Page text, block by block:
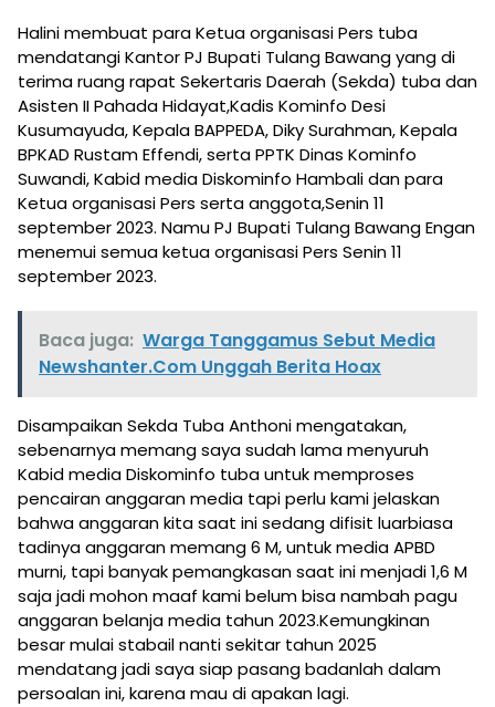
Halini membuat para Ketua organisasi Pers tuba
mendatangi Kantor PJ Bupati Tulang Bawang yang di
terima ruang rapat Sekertaris Daerah (Sekda) tuba dan
Asisten II Pahada Hidayat,Kadis Kominfo Desi
Kusumayuda, Kepala BAPPEDA, Diky Surahman, Kepala
BPKAD Rustam Effendi, serta PPTK Dinas Kominfo
Suwandi, Kabid media Diskominfo Hambali dan para
Ketua organisasi Pers serta anggota,Senin 11
september 2023. Namu PJ Bupati Tulang Bawang Engan
menemui semua ketua organisasi Pers Senin 11
september 2023.
Baca juga: Warga Tanggamus Sebut Media
Newshanter.Com Unggah Berita Hoax
Disampaikan Sekda Tuba Anthoni mengatakan,
sebenarnya memang saya sudah lama menyuruh
Kabid media Diskominfo tuba untuk memproses
pencairan anggaran media tapi perlu kami jelaskan
bahwa anggaran kita saat ini sedang difisit luarbiasa
tadinya anggaran memang 6 M, untuk media APBD
murni, tapi banyak pemangkasan saat ini menjadi 1,6 M
saja jadi mohon maaf kami belum bisa nambah pagu
anggaran belanja media tahun 2023.Kemungkinan
besar mulai stabail nanti sekitar tahun 2025
mendatang jadi saya siap pasang badanlah dalam
persoalan ini, karena mau di apakan lagi.